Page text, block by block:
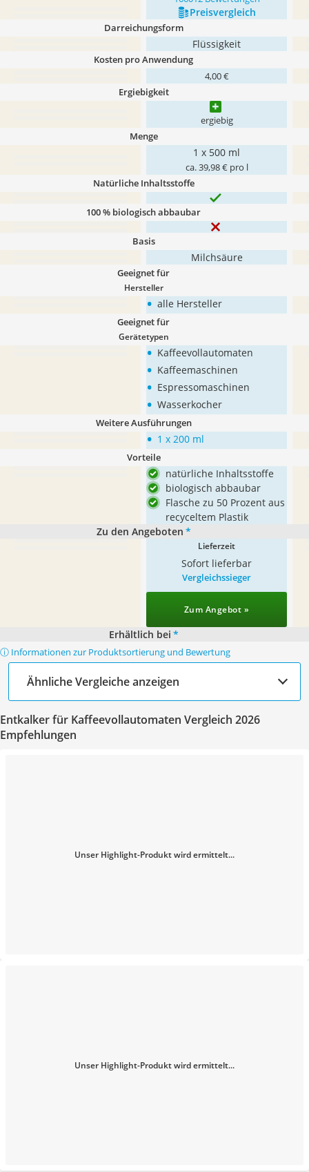
Preis­vergleich
Darreichungsform
Flüssigkeit
Kosten pro Anwendung
4,00 €
Ergiebigkeit
ergiebig
Menge
1 x 500 ml
ca. 39,98 € pro l
Natürliche Inhaltsstoffe
100 % biologisch abbaubar
Basis
Milchsäure
Geeignet für
Hersteller
• alle Hersteller
Geeignet für
Gerätetypen
• Kaffeevollautomaten
• Kaffeemaschinen
• Espressomaschinen
• Wasserkocher
Weitere Ausführungen
• 1 x 200 ml
Vorteile
natürliche Inhaltsstoffe
biologisch abbaubar
Flasche zu 50 Prozent aus
recyceltem Plastik
Zu den Angeboten *
Lieferzeit
Sofort lieferbar
Vergleichssieger
Zum Angebot »
Erhältlich bei *
ⓘ Informationen zur Produktsortierung und Bewertung
Ähnliche Vergleiche anzeigen
Entkalker für Kaffeevollautomaten Vergleich 2026
Empfehlungen
Unser Highlight-Produkt wird ermittelt...
Unser Highlight-Produkt wird ermittelt...